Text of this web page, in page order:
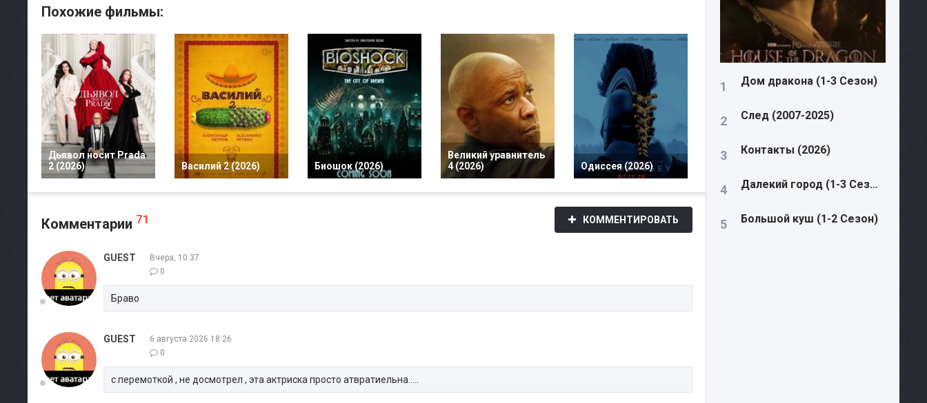
Похожие фильмы:
Дьявол носит Prada
2 (2026)
Василий 2 (2026) Биошок (2026)
Великий уравнитель
4 (2026)
Одиссея (2026)
Комментарии 71 КОММЕНТИРОВАТЬ
GUEST
Вчера, 10:37
0
Браво
GUEST
6 августа 2026 18:26
0
с перемоткой , не досмотрел , эта актриска просто атвратиельна.....
Дом дракона (1-3 Сезон)
След (2007-2025)
Контакты (2026)
Далекий город (1-3 Сезон)
Большой куш (1-2 Сезон)